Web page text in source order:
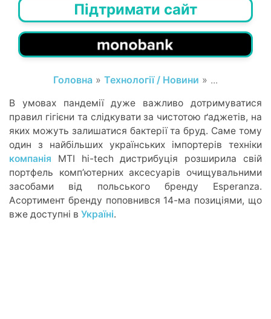
Підтримати сайт
Головна » Технології / Новини » ...
В умовах пандемії дуже важливо дотримуватися
правил гігієни та слідкувати за чистотою ґаджетів, на
яких можуть залишатися бактерії та бруд. Саме тому
один з найбільших українських імпортерів техніки
компанія MTI hi-tech дистрибуція розширила свій
портфель комп’ютерних аксесуарів очищувальними
засобами від польського бренду Esperanza.
Асортимент бренду поповнився 14-ма позиціями, що
вже доступні в Україні.